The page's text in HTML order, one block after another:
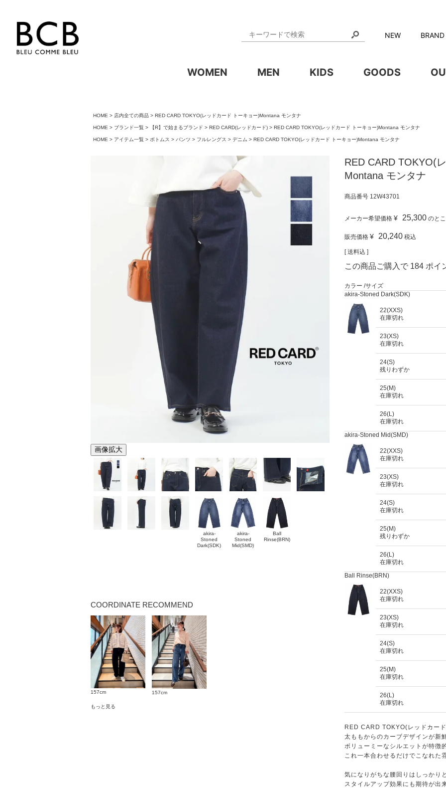
NEW BRAND
WOMEN MEN KIDS GOODS
HOME 店内全ての商品 RED CARD TOKYO(レッドカード トーキョー)Montana モンタナ
HOME ブランド一覧 【R】で始まるブランド RED CARD(レッドカード) RED CARD TOKYO(レッドカード トーキョー)Montana モンタナ
HOME アイテム一覧 ボトムス パンツ フルレングス デニム RED CARD TOKYO(レッドカード トーキョー)Montana モンタナ
画像拡大
akira-
Stoned
Dark(SDK)
akira-
Stoned
Mid(SMD)
Ball
Rinse(BRN)
COORDINATE RECOMMEND
157cm 157cm
もっと見る
RED CARD TOKYO(
Montana モンタナ
商品番号 12W43701
メーカー希望価格 ¥ 25,300 のと
販売価格 ¥ 20,240 税込
送料込
この商品ご購入で 184 ポイ
カラー サイズ
akira-Stoned Dark(SDK)
22(XXS)
在庫切れ
23(XS)
在庫切れ
24(S)
残りわずか
25(M)
在庫切れ
26(L)
在庫切れ
akira-Stoned Mid(SMD)
22(XXS)
在庫切れ
23(XS)
在庫切れ
24(S)
在庫切れ
25(M)
残りわずか
26(L)
在庫切れ
Ball Rinse(BRN)
22(XXS)
在庫切れ
23(XS)
在庫切れ
24(S)
在庫切れ
25(M)
在庫切れ
26(L)
在庫切れ
RED CARD TOKYO(レッドカー
太ももからのカーブデザインが新
ボリューミーなシルエットが特徴
これ一本合わせるだけでこなれた
気になりがちな腰回りはしっかり
スタイルアップ効果にも期待が出